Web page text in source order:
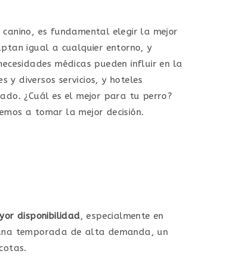
es fundamental elegir la mejor
igual a cualquier entorno, y
médicas pueden influir en la
y diversos servicios, y hoteles
¿Cuál es el mejor para tu perro?
a tomar la mejor decisión.
disponibilidad, especialmente en
temporada de alta demanda, un